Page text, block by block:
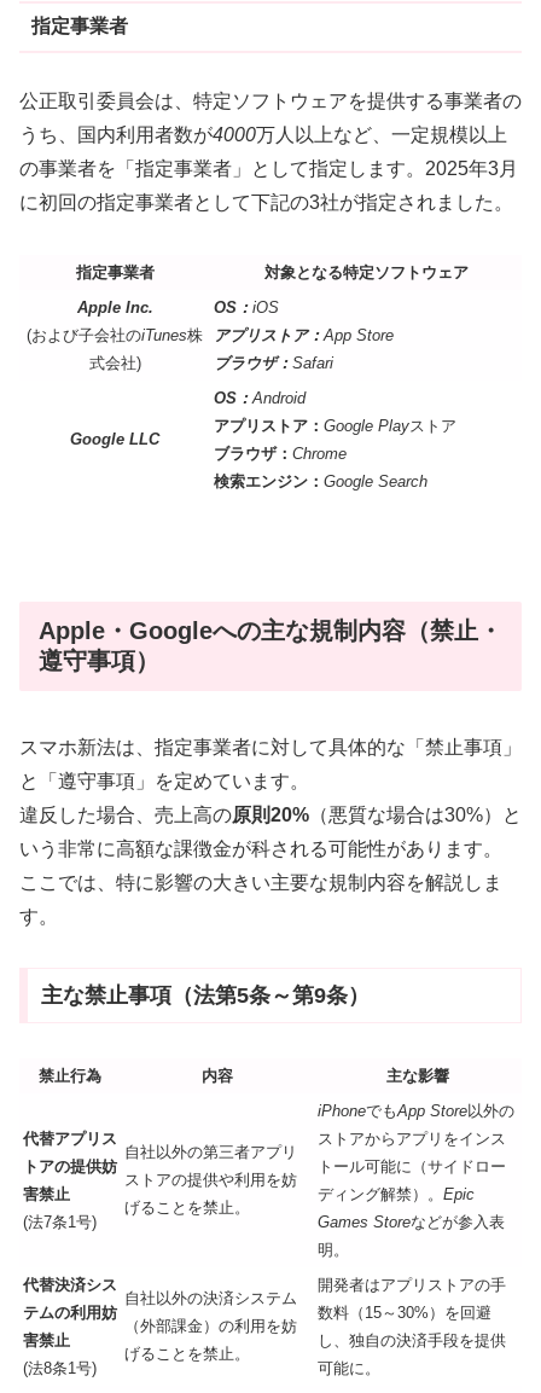
指定事業者
公正取引委員会は、特定ソフトウェアを提供する事業者の
うち、国内利用者数が4000万人以上など、一定規模以上
の事業者を「指定事業者」として指定します。2025年3月
に初回の指定事業者として下記の3社が指定されました。
指定事業者
対象となる特定ソフトウェア
Apple Inc.
(および子会社のiTunes株
式会社)
OS： iOS
アプリストア： App Store
ブラウザ： Safari
Google LLC
OS： Android
アプリストア： Google Playストア
ブラウザ： Chrome
検索エンジン： Google Search
Apple・Googleへの主な規制内容（禁止・
遵守事項）
スマホ新法は、指定事業者に対して具体的な「禁止事項」
と「遵守事項」を定めています。
違反した場合、売上高の原則20% （悪質な場合は30%）と
いう非常に高額な課徴金が科される可能性があります。
ここでは、特に影響の大きい主要な規制内容を解説しま
す。
主な禁止事項（法第5条～第9条）
禁止行為 内容 主な影響
代替アプリス
トアの提供妨
害禁止
(法7条1号)
自社以外の第三者アプリ
ストアの提供や利用を妨
げることを禁止。
iPhoneでもApp Store以外の
ストアからアプリをインス
トール可能に（サイドロー
ディング解禁）。 Epic
Games Storeなどが参入表
明。
代替決済シス
テムの利用妨
害禁止
(法8条1号)
自社以外の決済システム
（外部課金）の利用を妨
げることを禁止。
開発者はアプリストアの手
数料（15～30%）を回避
し、独自の決済手段を提供
可能に。